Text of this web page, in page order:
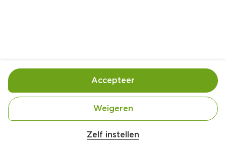
Zelf instellen
Weigeren
Accepteer